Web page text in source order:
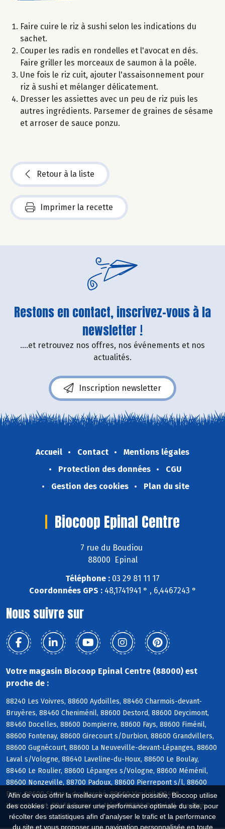
Afin de vous offrir la meilleure expérience possible, Biocoop utilise
des cookies : pour assurer une performance optimale du site, pour
récolter des statistiques afin d'analyser le trafic et la performance
du site et vous proposer une navigation personnalisée en toute
Faire cuire le riz à sushi selon les indications du
sachet.
Couper les radis en rondelles et l'avocat en dés.
Faire griller les morceaux de saumon à la poêle.
Une fois le riz cuit, ajouter l'assaisonnement pour
riz à sushi et mélanger délicatement.
Dresser les assiettes avec un peu de riz puis les
autres ingrédients. Parsemer de graines de sésame
et arroser de sauce ponzu.
Retour à la liste
Imprimer la recette
Restons en contact, inscrivez-vous à la
newsletter !
....et retrouvez nos offres, nos événements et nos
actualités.
Inscription newsletter
Accueil Contact
Mentions légales
Protection des données
CGU
Gestion des cookies
Plan du site
Biocoop Epinal Centre
7 rue du Boudiou
88000 Epinal
Téléphone : 03 29 81 11 17
Coordonnées GPS :48,1741941 ° , 6,4467243 °
Nous suivre sur
Votre magasin Biocoop Epinal Centre (88000) est
proche de :
88240 Les Voivres, 88600 Aydoilles, 88460 Charmois-devant-
Bruyères, 88460 Cheniménil, 88600 Destord, 88600 Deycimont,
88460 Docelles, 88600 Dompierre, 88600 Fays, 88600 Fiménil,
88600 Fontenay, 88600 Girecourt s/Durbion, 88600 Grandvillers,
88600 Gugnécourt, 88600 La Neuveville-devant-Lépanges, 88600
Laval s/Vologne, 88640 Laveline-du-Houx, 88600 Le Boulay,
88460 Le Roulier, 88600 Lépanges s/Vologne, 88600 Méménil,
88600 Nonzeville, 88700 Padoux, 88600 Pierrepont s/l, 88600
Prey, 88600 St-Jean-du-Marché, 88600 Viménil, 88460
Xamontarupt, 88450 Evaux-et-Ménil, 88330 Badménil-aux-Bois